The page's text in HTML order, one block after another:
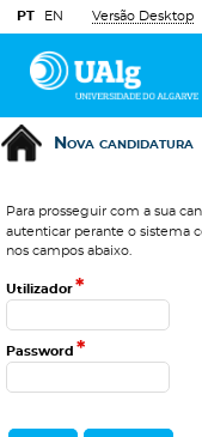
PT EN Versão Desktop
Nova candidatura
Para prosseguir com a sua
autenticar perante o sistema
nos campos abaixo.
Utilizador*
Password *